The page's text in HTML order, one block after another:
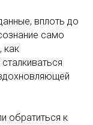
вплоть до
само
как
обратиться к